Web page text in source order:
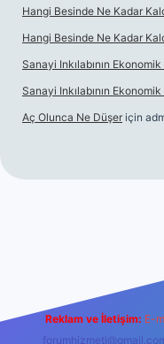
Hangi Besinde Ne Kadar
Hangi Besinde Ne Kadar
Sanayi Inkılabının
Sanayi Inkılabının
Aç Olunca Ne Düşer için
Reklam ve İletişim: E-